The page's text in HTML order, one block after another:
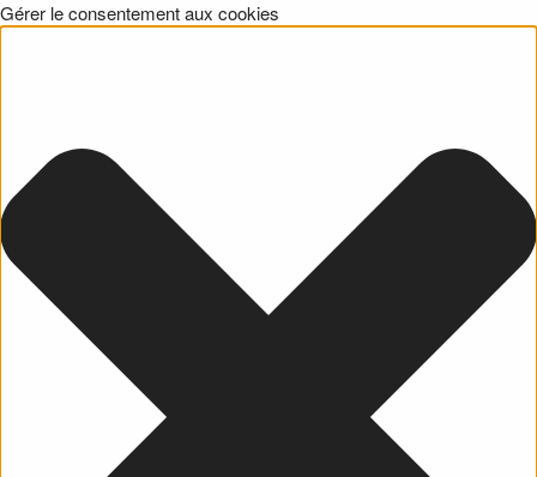
Gérer le consentement aux cookies